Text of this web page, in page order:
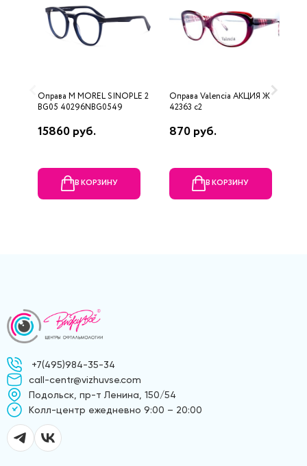
Оправа M MOREL SINOPLE 2
BG05 40296NBG0549
15860 руб.
В КОРЗИНУ
Оправа Valencia AKЦИЯ Ж
42363 c2
870 руб.
В КОРЗИНУ
+7(495)984-35-34
call-centr@vizhuvse.com
Подольск, пр-т Ленина, 150/54
Kолл-центр ежедневно 9:00 – 20:00